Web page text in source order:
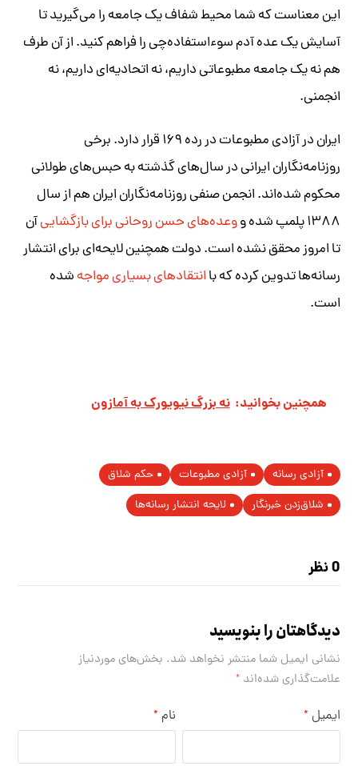
این معناست که شما محیط شفاف یک جامعه را می‌گیرید تا
آسایش یک عده آدم سوءاستفاده‌چی را فراهم کنید. از آن طرف
هم نه یک جامعه مطبوعاتی داریم، نه اتحادیه‌ای داریم، نه
انجمنی.
ایران در آزادی مطبوعات در رده ۱۶۹ قرار دارد. برخی
روزنامه‌نگاران ایرانی در سال‌های گذشته به حبس‌های طولانی
محکوم شده‌اند. انجمن صنفی روزنامه‌نگاران ایران هم از سال
۱۳۸۸ پلمپ شده و
وعده‌های حسن روحانی برای بازگشاییآن
تا امروز محقق نشده است. دولت همچنین لایحه‌ای برای انتشار
رسانه‌ها تدوین کرده که باانتقادهای بسیاری مواجهشده
است.
همچنین بخوانید: نه بزرگ نیویورک به آمازون
آزادی رسانه آزادی مطبوعات
حکم شلاق
شلاق‌زدن خبرنگار
لایحه انتشار رسانه‌ها
0 نظر
دیدگاهتان را بنویسید
نشانی ایمیل شما منتشر نخواهد شد. بخش‌های موردنیاز
علامت‌گذاری شده‌اند*
نام * ایمیل *